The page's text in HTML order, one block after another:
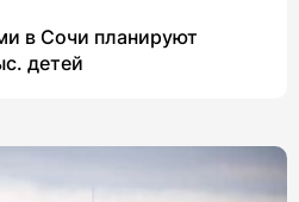
в Сочи планируют
детей